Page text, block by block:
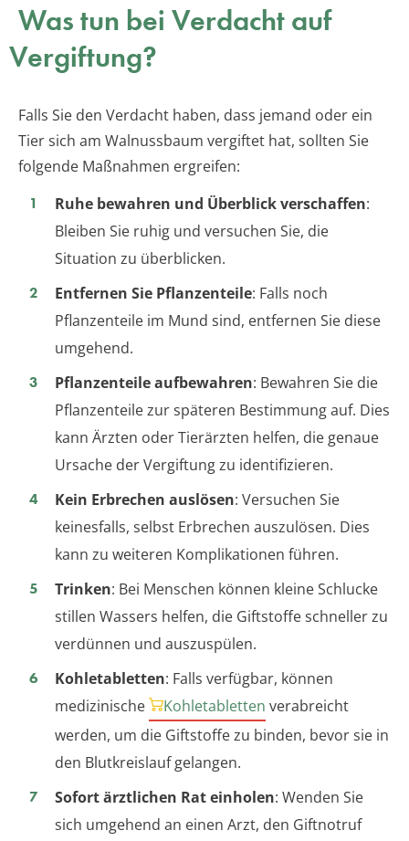
Was tun bei Verdacht auf
Vergiftung?
Falls Sie den Verdacht haben, dass jemand oder ein
Tier sich am Walnussbaum vergiftet hat, sollten Sie
folgende Maßnahmen ergreifen:
Ruhe bewahren und Überblick verschaffen:
Bleiben Sie ruhig und versuchen Sie, die
Situation zu überblicken.
Entfernen Sie Pflanzenteile: Falls noch
Pflanzenteile im Mund sind, entfernen Sie diese
umgehend.
Pflanzenteile aufbewahren: Bewahren Sie die
Pflanzenteile zur späteren Bestimmung auf. Dies
kann Ärzten oder Tierärzten helfen, die genaue
Ursache der Vergiftung zu identifizieren.
Kein Erbrechen auslösen: Versuchen Sie
keinesfalls, selbst Erbrechen auszulösen. Dies
kann zu weiteren Komplikationen führen.
Trinken: Bei Menschen können kleine Schlucke
stillen Wassers helfen, die Giftstoffe schneller zu
verdünnen und auszuspülen.
Kohletabletten: Falls verfügbar, können
medizinische
Kohletabletten verabreicht
werden, um die Giftstoffe zu binden, bevor sie in
den Blutkreislauf gelangen.
Sofort ärztlichen Rat einholen: Wenden Sie
sich umgehend an einen Arzt, den Giftnotruf